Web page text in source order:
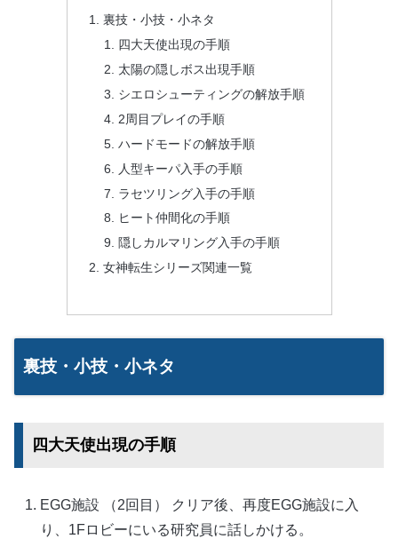
裏技・小技・小ネタ
四大天使出現の手順
太陽の隠しボス出現手順
シエロシューティングの解放手順
2周目プレイの手順
ハードモードの解放手順
人型キーパ入手の手順
ラセツリング入手の手順
ヒート仲間化の手順
隠しカルマリング入手の手順
女神転生シリーズ関連一覧
裏技・小技・小ネタ
四大天使出現の手順
EGG施設 （2回目） クリア後、再度EGG施設に入
り、1Fロビーにいる研究員に話しかける。